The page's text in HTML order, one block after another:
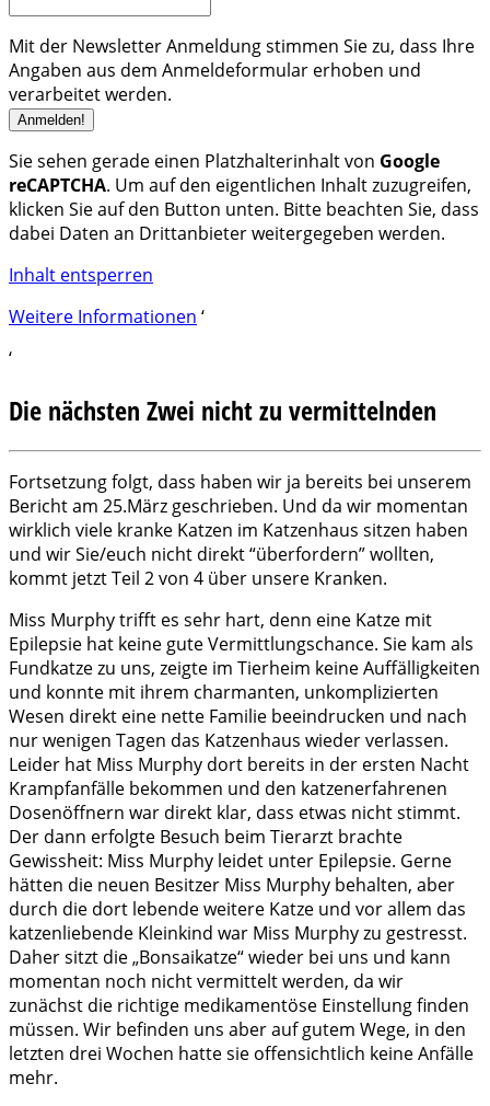
Mit der Newsletter Anmeldung stimmen Sie zu, dass Ihre
Angaben aus dem Anmeldeformular erhoben und
verarbeitet werden.
Sie sehen gerade einen Platzhalterinhalt von Google
reCAPTCHA. Um auf den eigentlichen Inhalt zuzugreifen,
klicken Sie auf den Button unten. Bitte beachten Sie, dass
dabei Daten an Drittanbieter weitergegeben werden.
Inhalt entsperren
Weitere Informationen ‘
‘
Die nächsten Zwei nicht zu vermittelnden
Fortsetzung folgt, dass haben wir ja bereits bei unserem
Bericht am 25.März geschrieben. Und da wir momentan
wirklich viele kranke Katzen im Katzenhaus sitzen haben
und wir Sie/euch nicht direkt “überfordern” wollten,
kommt jetzt Teil 2 von 4 über unsere Kranken.
Miss Murphy trifft es sehr hart, denn eine Katze mit
Epilepsie hat keine gute Vermittlungschance. Sie kam als
Fundkatze zu uns, zeigte im Tierheim keine Auffälligkeiten
und konnte mit ihrem charmanten, unkomplizierten
Wesen direkt eine nette Familie beeindrucken und nach
nur wenigen Tagen das Katzenhaus wieder verlassen.
Leider hat Miss Murphy dort bereits in der ersten Nacht
Krampfanfälle bekommen und den katzenerfahrenen
Dosenöffnern war direkt klar, dass etwas nicht stimmt.
Der dann erfolgte Besuch beim Tierarzt brachte
Gewissheit: Miss Murphy leidet unter Epilepsie. Gerne
hätten die neuen Besitzer Miss Murphy behalten, aber
durch die dort lebende weitere Katze und vor allem das
katzenliebende Kleinkind war Miss Murphy zu gestresst.
Daher sitzt die „Bonsaikatze“ wieder bei uns und kann
momentan noch nicht vermittelt werden, da wir
zunächst die richtige medikamentöse Einstellung finden
müssen. Wir befinden uns aber auf gutem Wege, in den
letzten drei Wochen hatte sie offensichtlich keine Anfälle
mehr.